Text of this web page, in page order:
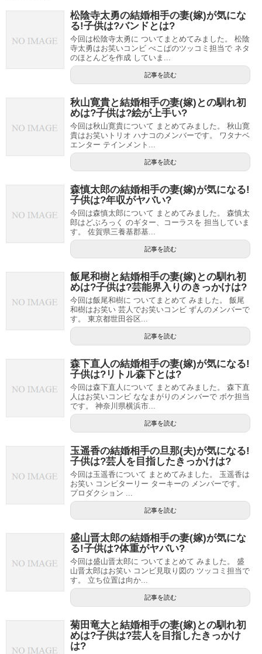
松陰寺太勇の結婚相手の妻(嫁)が気にな
る!子供は?バンドとは?
今回は松陰寺太勇に ついてまとめてみました。 松陰
寺太勇はお笑いコンビ ぺこぱのツッコミ担当で ネタ
のほとんどを作成 していま...
記事を読む
秋山寛貴と結婚相手の妻(嫁)との馴れ初
めは?子供は?絵が上手い?
今回は秋山寛貴について まとめてみました。 秋山寛
貴はお笑いトリオ ハナコのメンバーです。 ワタナベ
エンター テインメント...
記事を読む
森慎太郎の結婚相手の妻(嫁)が気になる!
子供は?年収がヤバい?
今回は森慎太郎について まとめてみました。 森慎太
郎はどぶろっく のギター、コーラスを 担当していま
す。 佐賀県三養基郡基...
記事を読む
飯尾和樹と結婚相手の妻(嫁)との馴れ初
めは?子供は?芸能界入りのきっかけは?
今回は飯尾和樹に ついてまとめて みました。 飯尾
和樹はお笑い 芸人でお笑いコンビ ずんのメンバーで
す。 東京都世田谷区...
記事を読む
森下直人の結婚相手の妻(嫁)が気になる!
子供は?リトル森下とは?
今回は森下直人について まとめてみました。 森下直
人はお笑いコンビ ななまがりのメンバーで ボケ担当
です。 神奈川県横浜市...
記事を読む
玉遥香の結婚相手の旦那(夫)が気になる!
子供は?芸人を目指したきっかけは?
今回は玉遥香について まとめてみました。 玉遥香は
お笑い コンビターリー ターキーの メンバーです。
プロダクション ...
記事を読む
盛山晋太郎の結婚相手の妻(嫁)が気にな
る!子供は?体重がヤバい?
今回は盛山晋太郎に ついてまとめて みました。 盛
山晋太郎はお笑い コンビ見取り図の ツッコミ担当で
す。 立ち位置は向か...
記事を読む
菊田竜大と結婚相手の妻(嫁)との馴れ初
めは?子供は?芸人を目指したきっかけ
は?